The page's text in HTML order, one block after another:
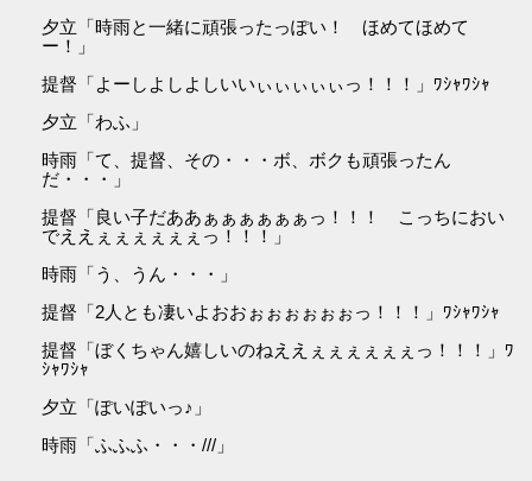
夕立「時雨と一緒に頑張ったっぽい！ ほめてほめて
ー！」
提督「よーしよしよしいいぃぃぃぃぃっ！！！」ﾜｼｬﾜｼｬ
夕立「わふ」
時雨「て、提督、その・・・ボ、ボクも頑張ったん
だ・・・」
提督「良い子だああぁぁぁぁぁぁっ！！！ こっちにおい
でええぇぇぇぇぇぇっ！！！」
時雨「う、うん・・・」
提督「2人とも凄いよおおぉぉぉぉぉぉっ！！！」ﾜｼｬﾜｼｬ
提督「ぼくちゃん嬉しいのねええぇぇぇぇぇぇっ！！！」ﾜ
ｼｬﾜｼｬ
夕立「ぽいぽいっ♪」
時雨「ふふふ・・・///」